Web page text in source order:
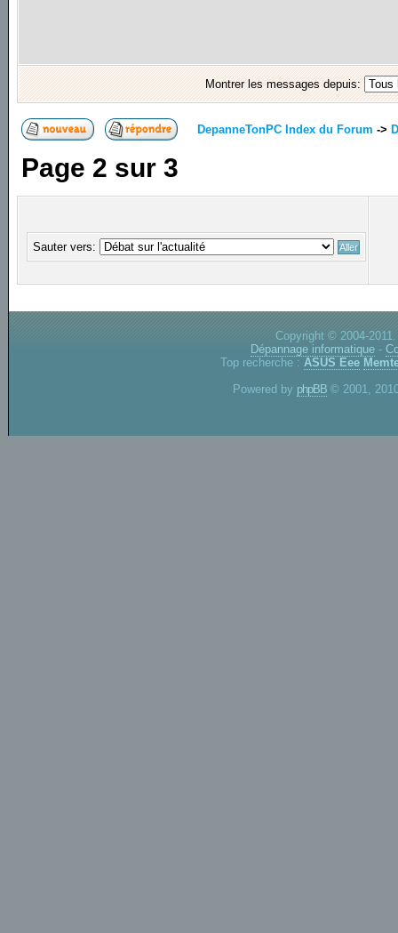
Montrer les messages depuis:
DepanneTonPC Index du Forum ->
Page 2 sur3
Sauter vers:
Copyright © 2004-
Dépannage informatique -
Top recherche : ASUS Eee
Powered by phpBB © 2001,